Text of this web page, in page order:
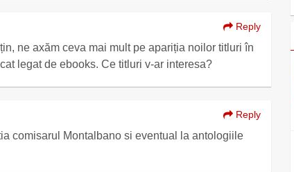
Reply
ne axăm ceva mai mult pe apariția noilor titluri în
legat de ebooks. Ce titluri v-ar interesa?
Reply
comisarul Montalbano si eventual la antologiile